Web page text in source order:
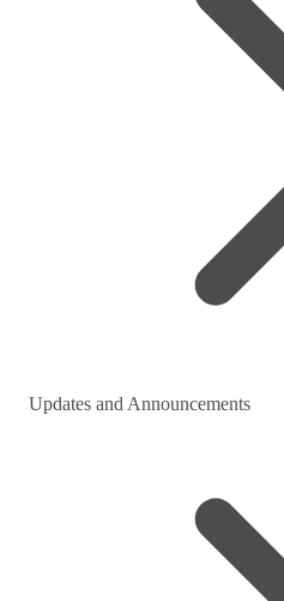
Updates and Announcements